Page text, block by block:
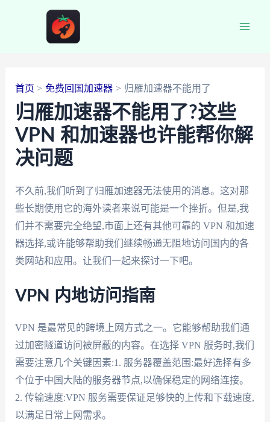
首页 免费回国加速器 归雁加速器不能用了
归雁加速器不能用了?这些
VPN 和加速器也许能帮你解
决问题
不久前,我们听到了归雁加速器无法使用的消息。这对那
些长期使用它的海外读者来说可能是一个挫折。但是,我
们并不需要完全绝望,市面上还有其他可靠的 VPN 和加速
器选择,或许能够帮助我们继续畅通无阻地访问国内的各
类网站和应用。让我们一起来探讨一下吧。
VPN 内地访问指南
VPN 是最常见的跨境上网方式之一。它能够帮助我们通
过加密隧道访问被屏蔽的内容。在选择 VPN 服务时,我们
需要注意几个关键因素:1. 服务器覆盖范围:最好选择有多
个位于中国大陆的服务器节点,以确保稳定的网络连接。
2. 传输速度:VPN 服务需要保证足够快的上传和下载速度,
以满足日常上网需求。